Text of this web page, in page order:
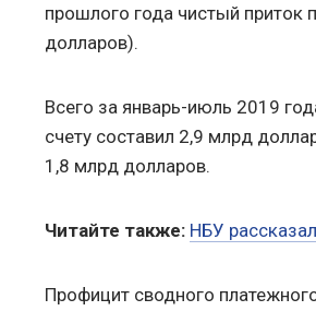
прошлого года чистый приток
долларов).
Всего за январь-июль 2019
счету составил 2,9 млрд
1,8 млрд долларов.
Читайте также: НБУ
Профицит сводного